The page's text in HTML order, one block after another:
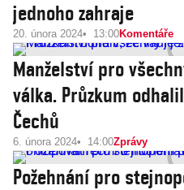
jednoho zahraje
20. února 2024 13:00Komentáře
Manželství pro
válka. Průzkum
Čechů
6. února 2024 14:00Zprávy
Požehnání pro